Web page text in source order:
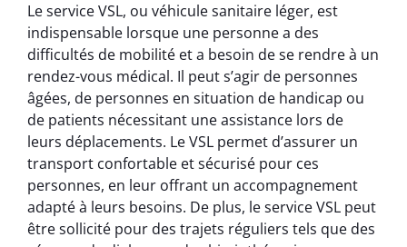
Le service VSL, ou véhicule sanitaire léger, est
indispensable lorsque une personne a des
difficultés de mobilité et a besoin de se rendre à un
rendez-vous médical. Il peut s’agir de personnes
âgées, de personnes en situation de handicap ou
de patients nécessitant une assistance lors de
leurs déplacements. Le VSL permet d’assurer un
transport confortable et sécurisé pour ces
personnes, en leur offrant un accompagnement
adapté à leurs besoins. De plus, le service VSL peut
être sollicité pour des trajets réguliers tels que des